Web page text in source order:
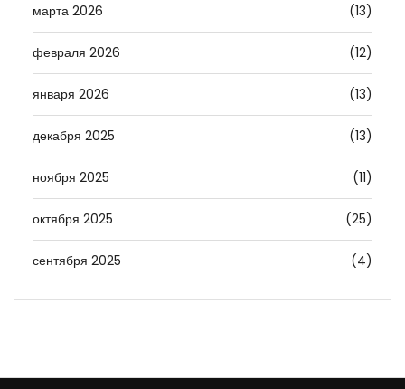
марта 2026 (13)
февраля 2026 (12)
января 2026 (13)
декабря 2025 (13)
ноября 2025 (11)
октября 2025 (25)
сентября 2025 (4)